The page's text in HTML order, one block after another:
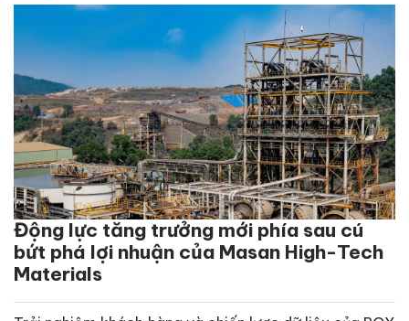
Động lực tăng trưởng mới phía sau cú
bứt phá lợi nhuận của Masan High-Tech
Materials